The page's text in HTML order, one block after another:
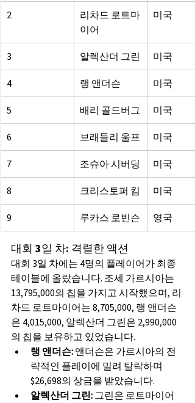
2
리차드 로트마
이어
미국
3 알렉산더 그린 미국
4 랭 앤더슨 미국
5 배리 골드버그 미국
6 브래들리 울프 미국
7 조슈아 시버딩 미국
8 크리스토퍼 킴 미국
9 루카스 로빈슨 영국
대회 3일 차: 격렬한 액션
대회 3일 차에는 4명의 플레이어가 최종
테이블에 올랐습니다. 조세 가르시아는
13,795,000의 칩을 가지고 시작했으며, 리
차드 로트마이어는 8,705,000, 랭 앤더슨
은 4,015,000, 알렉산더 그린은 2,990,000
의 칩을 보유하고 있었습니다.
랭 앤더슨: 앤더슨은 가르시아의 전
략적인 플레이에 밀려 탈락하며
$26,698의 상금을 받았습니다.
알렉산더 그린: 그린은 로트마이어